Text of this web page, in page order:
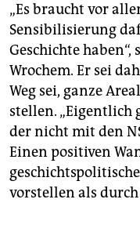
„Es braucht vor
Sensibilisierung
Geschichte
Wrochem. Er sei
Weg sei, ganze
stellen. „Eigentlich
der nicht mit den
Einen positiven
vorstellen als durch